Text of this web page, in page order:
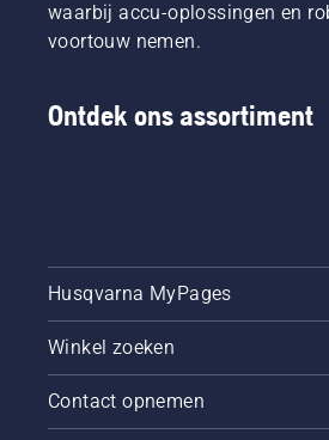
waarbij accu-oplossingen en
voortouw nemen.
Ontdek ons assortiment
Husqvarna MyPages
Winkel zoeken
Contact opnemen